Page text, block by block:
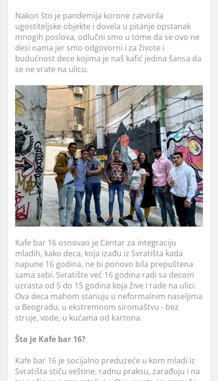
Nakon što je pandemija korone zatvorila
ugostiteljske objekte i dovela u pitanje opstanak
mnogih poslova, odlučni smo u tome da se ovo ne
desi nama jer smo odgovorni i za živote i
budućnost dece kojima je naš kafić jedina šansa da
se ne vrate na ulicu.
Kafe bar 16 osnovao je Centar za integraciju
mladih, kako deca, koja izađu iz Svratišta kada
napune 16 godina, ne bi ponovo bila prepuštena
sama sebi. Svratište već 16 godina radi sa decom
uzrasta od 5 do 15 godina koja žive i rade na ulici.
Ova deca mahom stanuju u neformalnim naseljima
u Beogradu, u ekstremnom siromaštvu - bez
struje, vode, u kućama od kartona.
Šta je Kafe bar 16?
Kafe bar 16 je socijalno preduzeće u kom mladi iz
Svratišta stiču veštine, radnu praksu, zarađuju i na